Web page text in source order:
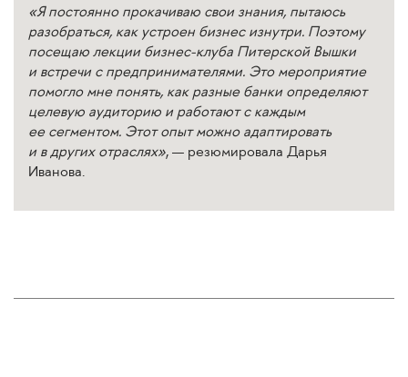
«Я постоянно прокачиваю свои знания, пытаюсь
разобраться, как устроен бизнес изнутри. Поэтому
посещаю лекции бизнес-клуба Питерской Вышки
и встречи с предпринимателями. Это мероприятие
помогло мне понять, как разные банки определяют
целевую аудиторию и работают с каждым
ее сегментом. Этот опыт можно адаптировать
и в других отраслях», — резюмировала Дарья
Иванова.